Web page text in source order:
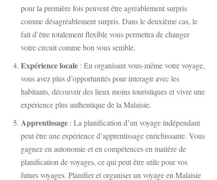
pour la première fois peuvent être agréablement surpris
comme désagréablement surpris. Dans le deuxième cas, le
fait d’être totalement flexible vous permettra de changer
votre circuit comme bon vous semble.
Expérience locale : En organisant vous-même votre voyage,
vous avez plus d’opportunités pour interagir avec les
habitants, découvrir des lieux moins touristiques et vivre une
expérience plus authentique de la Malaisie.
Apprentissage : La planification d’un voyage indépendant
peut être une expérience d’apprentissage enrichissante. Vous
gagnez en autonomie et en compétences en matière de
planification de voyages, ce qui peut être utile pour vos
futurs voyages. Planifier et organiser un voyage en Malaisie